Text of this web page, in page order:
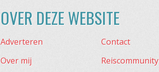
OVER DEZE WEBSITE
Adverteren
Contact
Over mij
Reiscommunity